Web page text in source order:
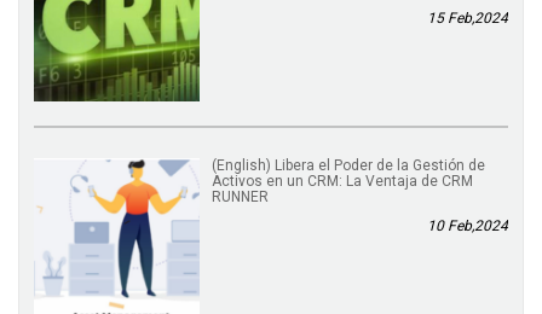
15 Feb,2024
(English) Libera el Poder de la Gestión de
Activos en un CRM: La Ventaja de CRM
RUNNER
10 Feb,2024